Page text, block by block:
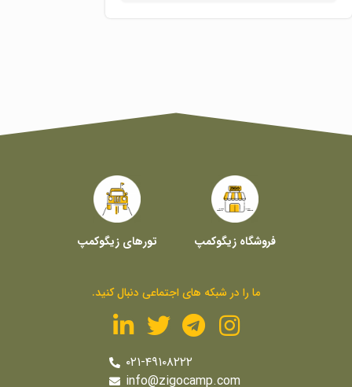
فروشگاه زیگوکمپ تورهای زیگوکمپ
ما را در شبکه های اجتماعی دنبال کنید.
۰۲۱-۴۹۱۰۸۲۲۲
info@zigocamp.com